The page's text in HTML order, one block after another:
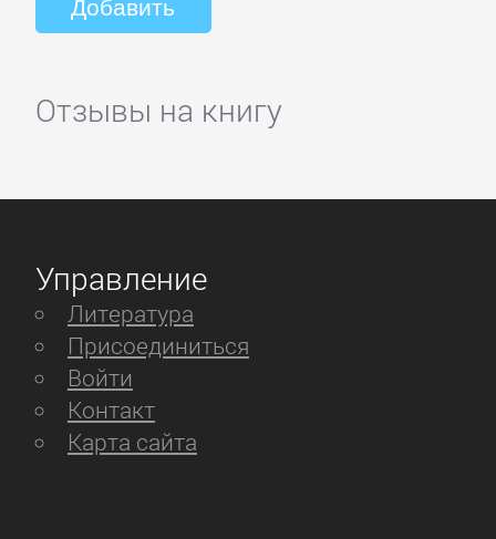
Отзывы на книгу
Управление
Литература
Присоединиться
Войти
Контакт
Карта сайта